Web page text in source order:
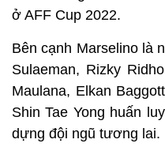
ở AFF Cup 2022.
Bên cạnh Marselino là
Sulaeman, Rizky
Maulana, Elkan
Shin Tae Yong huấn
dựng đội ngũ tương lai.